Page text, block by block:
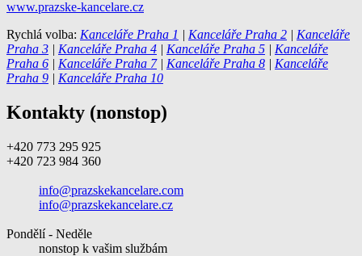
www.prazske-kancelare.cz
Rychlá volba: Kanceláře Praha 1 | Kanceláře Praha 2 | Kanceláře
Praha 3 | Kanceláře Praha 4 | Kanceláře Praha 5 | Kanceláře
Praha 6 | Kanceláře Praha 7| Kanceláře Praha 8 | Kanceláře
Praha 9 | Kanceláře Praha 10
Kontakty (nonstop)
+420 773 295 925
+420 723 984 360
info@prazskekancelare.com
info@prazskekancelare.cz
Pondělí - Neděle
nonstop k vašim službám